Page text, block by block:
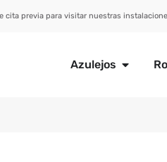
cita previa para visitar nuestras
Azulejos